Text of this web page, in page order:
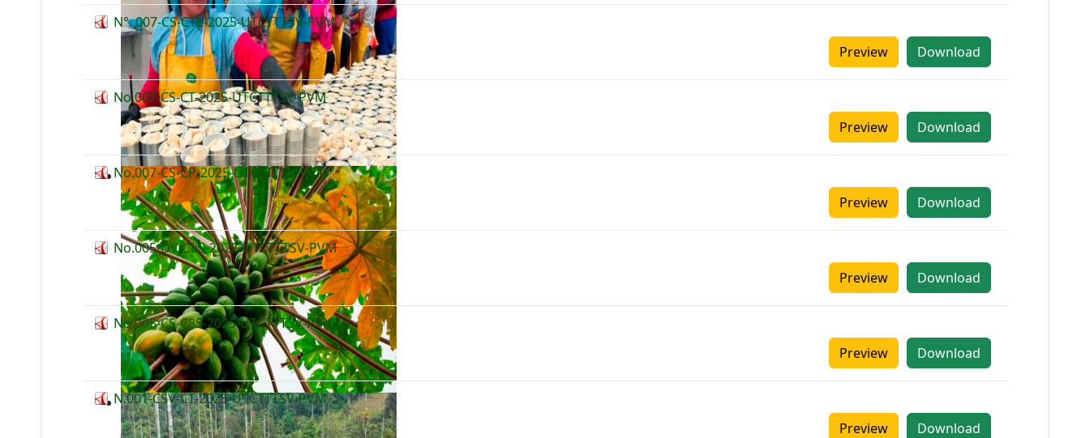
N°. 007-CS-CTE-2025-UTCTTTSV-PVM
Download
Preview
No.007-CS-CT-2025-UTCTTTSV-PVM
Download
Preview
No.007-CS-CP-2025-UTCTTTSV-PVM
Download
Preview
No.005-DV-C8S-2025-UTCTTTSV-PVM
Download
Preview
No.005-CS-C8S-2025-UTCTTTSV-PVM
Download
Preview
N.001-CSV-CT-2025-UTCTTTSV-PVM
Download
Preview